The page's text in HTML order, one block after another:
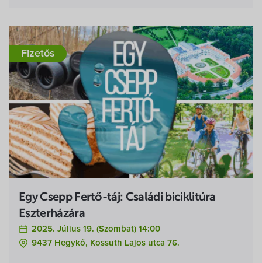
Fizetős
Egy Csepp Fertő-táj: Családi biciklitúra
Eszterházára
2025. Július 19. (szombat) 14:00
9437 Hegykő, Kossuth Lajos utca 76.